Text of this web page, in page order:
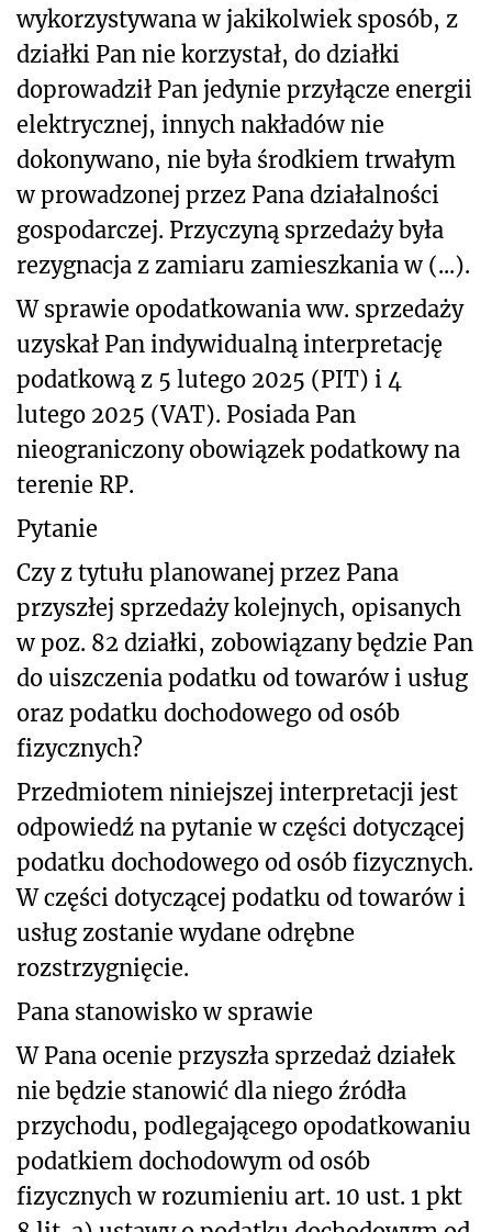
wykorzystywana w jakikolwiek sposób, z
działki Pan nie korzystał, do działki
doprowadził Pan jedynie przyłącze energii
elektrycznej, innych nakładów nie
dokonywano, nie była środkiem trwałym
w prowadzonej przez Pana działalności
gospodarczej. Przyczyną sprzedaży była
rezygnacja z zamiaru zamieszkania w (...).
W sprawie opodatkowania ww. sprzedaży
uzyskał Pan indywidualną interpretację
podatkową z 5 lutego 2025 (PIT) i 4
lutego 2025 (VAT). Posiada Pan
nieograniczony obowiązek podatkowy na
terenie RP.
Pytanie
Czy z tytułu planowanej przez Pana
przyszłej sprzedaży kolejnych, opisanych
w poz. 82 działki, zobowiązany będzie Pan
do uiszczenia podatku od towarów i usług
oraz podatku dochodowego od osób
fizycznych?
Przedmiotem niniejszej interpretacji jest
odpowiedź na pytanie w części dotyczącej
podatku dochodowego od osób fizycznych.
W części dotyczącej podatku od towarów i
usług zostanie wydane odrębne
rozstrzygnięcie.
Pana stanowisko w sprawie
W Pana ocenie przyszła sprzedaż działek
nie będzie stanowić dla niego źródła
przychodu, podlegającego opodatkowaniu
podatkiem dochodowym od osób
fizycznych w rozumieniu art. 10 ust. 1 pkt